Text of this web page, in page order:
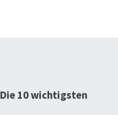
Die 10 wichtigsten